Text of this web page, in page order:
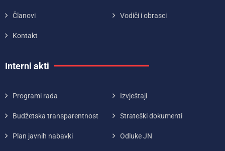
Članovi Vodiči i obrasci
Kontakt
Interni akti
Programi rada Izvještaji
Budžetska transparentnost Strateški dokumenti
Plan javnih nabavki Odluke JN